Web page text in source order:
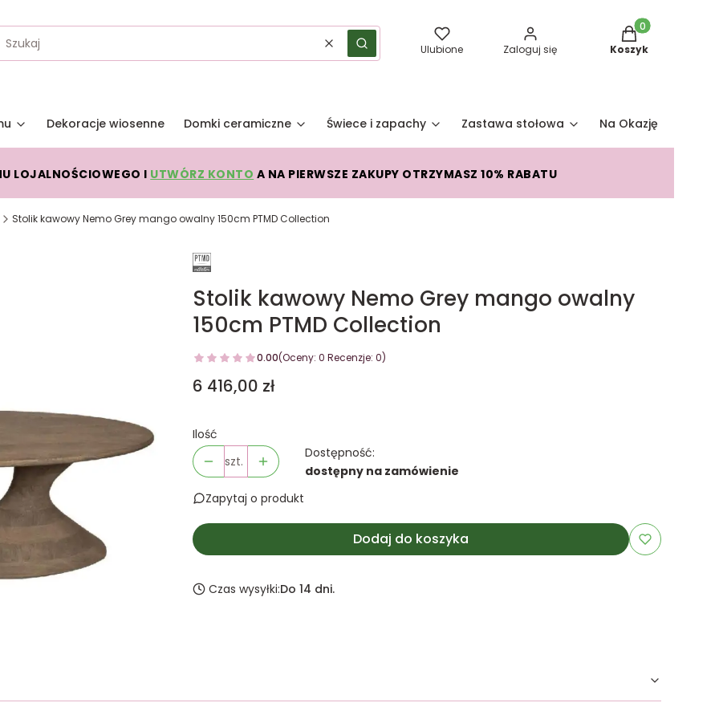
WyczyśćSzukaj Ulubione Zaloguj się
Produkty w
Koszyk
Dekoracje wiosenne Domki ceramiczne Świece i zapachy Zastawa stołowa Na Okazję
LOJALNOŚCIOWEGO I UTWÓRZ KONTO A NA PIERWSZE ZAKUPY OTRZYMASZ 10% RABATU
Stolik kawowy Nemo Grey mango owalny 150cm PTMD Collection
Stolik kawowy Nemo Grey mango owalny
150cm PTMD Collection
0.00(Oceny: 0 Recenzje: 0)
Cena
6 416,00 zł
Ilość
szt.
Dostępność:
dostępny na zamówienie
Zapytaj o produkt
Dodaj do koszyka
Czas wysyłki:Do 14 dni.